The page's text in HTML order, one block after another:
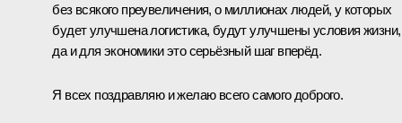
без всякого преувеличения, о миллионах людей, у которых
будет улучшена логистика, будут улучшены условия жизни,
да и для экономики это серьёзный шаг вперёд.
Я всех поздравляю и желаю всего самого доброго.